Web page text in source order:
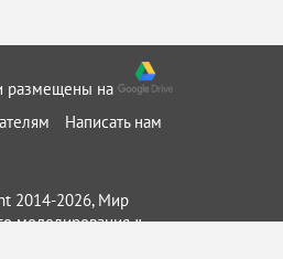
размещены на
Написать нам
2014-2026, Мир
моделирования ::